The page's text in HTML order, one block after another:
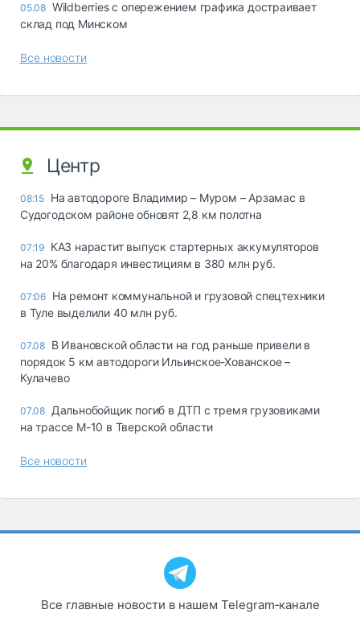
05.08 Wildberries с опережением графика достраивает
склад под Минском
Все новости
Центр
08:15 На автодороге Владимир – Муром – Арзамас в
Судогодском районе обновят 2,8 км полотна
07:19 КАЗ нарастит выпуск стартерных аккумуляторов
на 20% благодаря инвестициям в 380 млн руб.
07:06 На ремонт коммунальной и грузовой спецтехники
в Туле выделили 40 млн руб.
07.08 В Ивановской области на год раньше привели в
порядок 5 км автодороги Ильинское-Хованское –
Кулачево
07.08 Дальнобойщик погиб в ДТП с тремя грузовиками
на трассе М-10 в Тверской области
Все новости
Все главные новости в нашем Telegram‑канале